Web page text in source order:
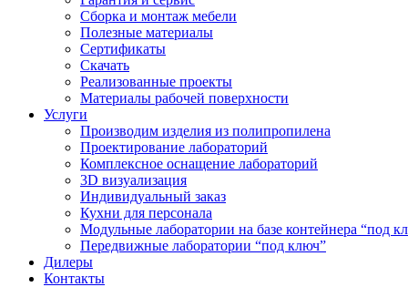
Сборка и монтаж мебели
Полезные материалы
Сертификаты
Скачать
Реализованные проекты
Материалы рабочей поверхности
Услуги
Производим изделия из полипропилена
Проектирование лабораторий
Комплексное оснащение лабораторий
3D визуализация
Индивидуальный заказ
Кухни для персонала
Модульные лаборатории на базе контейнера “под
Передвижные лаборатории “под ключ”
Дилеры
Контакты